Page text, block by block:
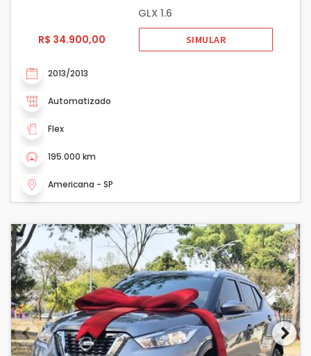
GLX 1.6
R$ 34.900,00
SIMULAR
2013/2013
Automatizado
Flex
195.000 km
Americana - SP